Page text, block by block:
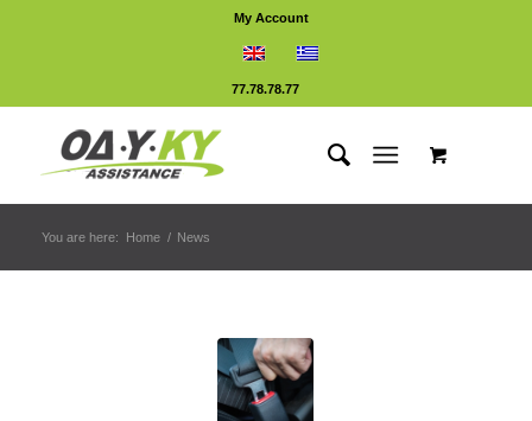
My Account
77.78.78.77
You are here: Home / News